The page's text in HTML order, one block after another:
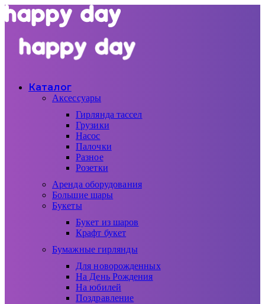
Каталог
Аксессуары
Гирлянда тассел
Грузики
Насос
Палочки
Разное
Розетки
Аренда оборудования
Большие шары
Букеты
Букет из шаров
Крафт букет
Бумажные гирлянды
Для новорожденных
На День Рождения
На юбилей
Поздравление